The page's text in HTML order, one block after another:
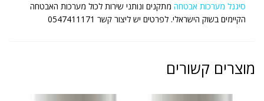
סיגנל מערכות אבטחה מתקנים ונותני שירות לכול מערכות האבטחה
הקיימים בשוק הישראלי. לפרטים יש ליצור קשר 0547411171
מוצרים קשורים